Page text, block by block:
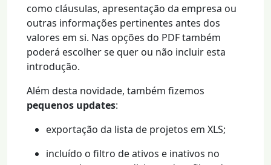
como cláusulas, apresentação da empresa ou
outras informações pertinentes antes dos
valores em si. Nas opções do PDF também
poderá escolher se quer ou não incluir esta
introdução.
Além desta novidade, também fizemos
pequenos updates:
exportação da lista de projetos em XLS;
incluído o filtro de ativos e inativos no